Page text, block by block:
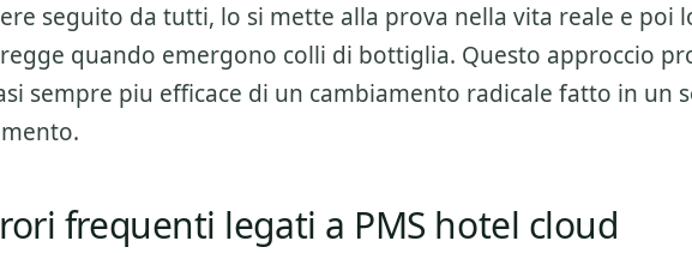
seguito da tutti, lo si mette alla prova nella vita reale e poi
quando emergono colli di bottiglia. Questo approccio
sempre piu efficace di un cambiamento radicale fatto in un
frequenti legati a PMS hotel cloud